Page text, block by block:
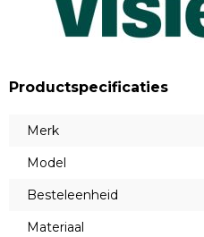
Productspecificaties
Merk
Model
Besteleenheid
Materiaal